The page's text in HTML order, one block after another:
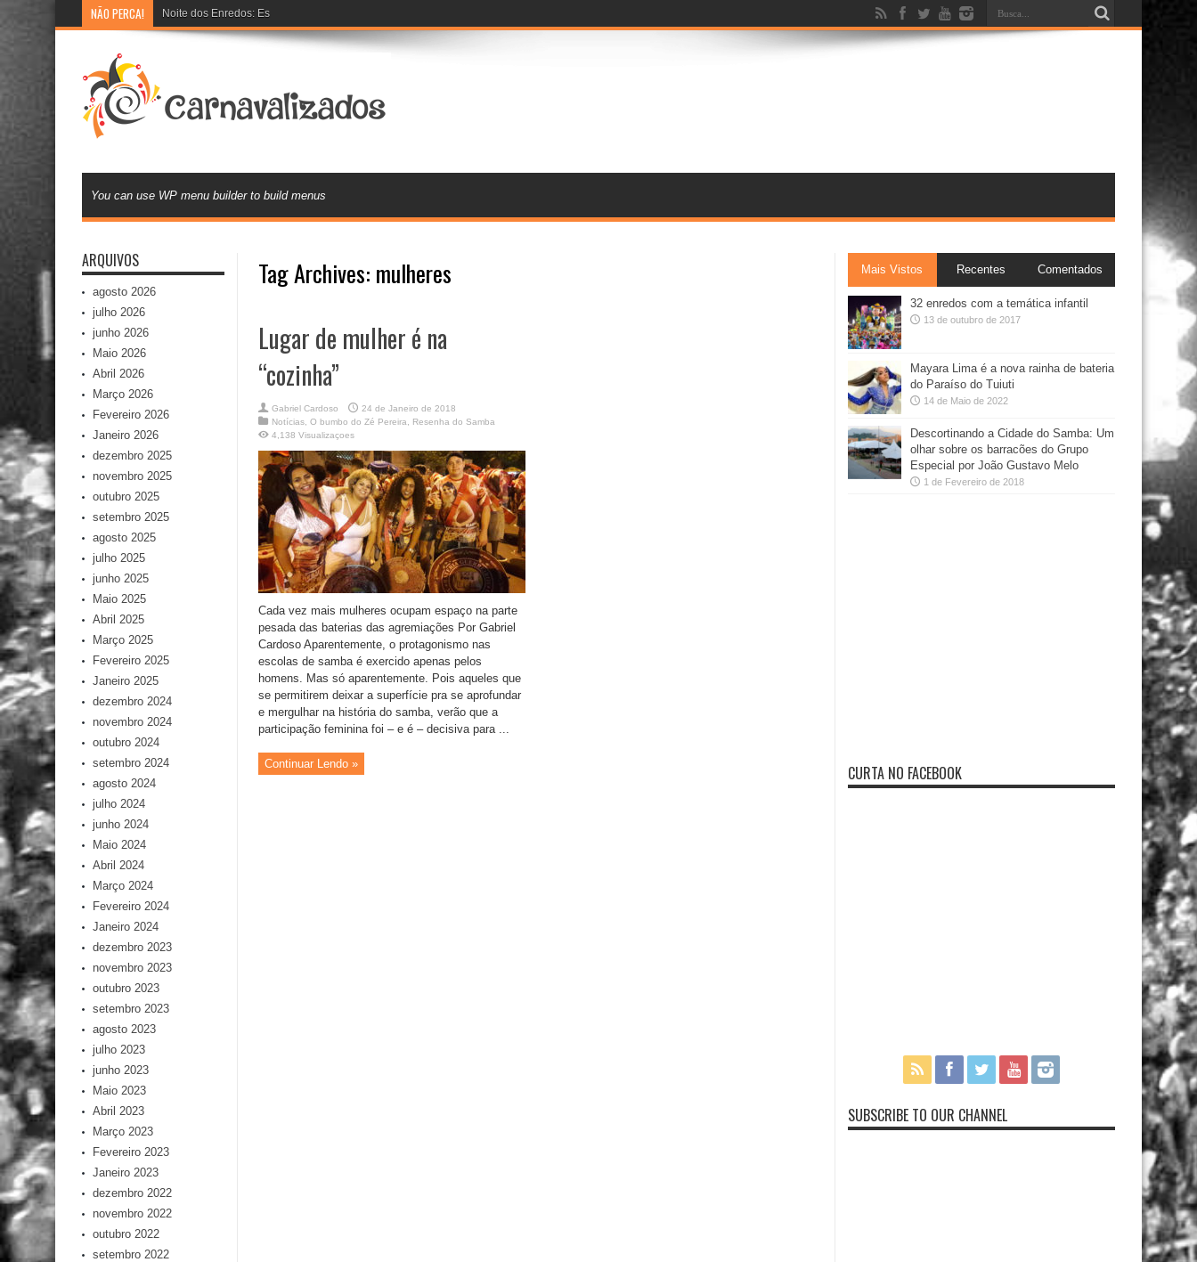
NÃO PERCA! Noite dos Enredos: Escolas de samba preparam prévia imers
You can use WP menu builder to build menus
Tag Archives: mulheres
Lugar de mulher é na
“cozinha”
Gabriel Cardoso
24 de Janeiro de 2018
Notícias O bumbo do Zé Pereira
Resenha do Samba
4,138 Visualizaçoes
Cada vez mais mulheres ocupam espaço na parte
pesada das baterias das agremiações Por Gabriel
Cardoso Aparentemente, o protagonismo nas
escolas de samba é exercido apenas pelos
homens. Mas só aparentemente. Pois aqueles que
se permitirem deixar a superfície pra se aprofundar
e mergulhar na história do samba, verão que a
participação feminina foi – e é – decisiva para ...
Continuar Lendo »
ARQUIVOS
agosto 2026
julho 2026
junho 2026
Maio 2026
Abril 2026
Março 2026
Fevereiro 2026
Janeiro 2026
dezembro 2025
novembro 2025
outubro 2025
setembro 2025
agosto 2025
julho 2025
junho 2025
Maio 2025
Abril 2025
Março 2025
Fevereiro 2025
Janeiro 2025
dezembro 2024
novembro 2024
outubro 2024
setembro 2024
agosto 2024
julho 2024
junho 2024
Maio 2024
Abril 2024
Março 2024
Fevereiro 2024
Janeiro 2024
dezembro 2023
novembro 2023
outubro 2023
setembro 2023
agosto 2023
julho 2023
junho 2023
Maio 2023
Abril 2023
Março 2023
Fevereiro 2023
Janeiro 2023
dezembro 2022
novembro 2022
outubro 2022
setembro 2022
Mais Vistos Recentes Comentados
32 enredos com a temática infantil
13 de outubro de 2017
Mayara Lima é a nova rainha de bateria
do Paraíso do Tuiuti
14 de Maio de 2022
Descortinando a Cidade do Samba: Um
olhar sobre os barracões do Grupo
Especial por João Gustavo Melo
1 de Fevereiro de 2018
CURTA NO FACEBOOK
SUBSCRIBE TO OUR CHANNEL